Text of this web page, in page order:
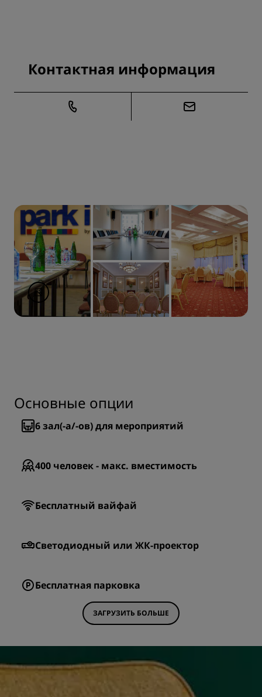
Контактная информация
Основные опции
6зал(-а/-ов) для мероприятий
400 человек - макс. вместимость
Бесплатный вайфай
Светодиодный или ЖК-проектор
Бесплатная парковка
ЗАГРУЗИТЬ БОЛЬШЕ